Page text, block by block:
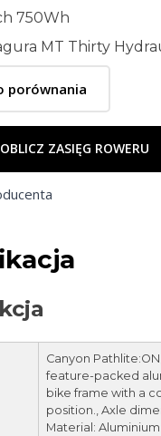
750Wh
MT Thirty
porównania
OBLICZ ZASIĘG ROWERU
Canyon
feature-packed
bike frame with a
position., Axle
Material: Aluminium